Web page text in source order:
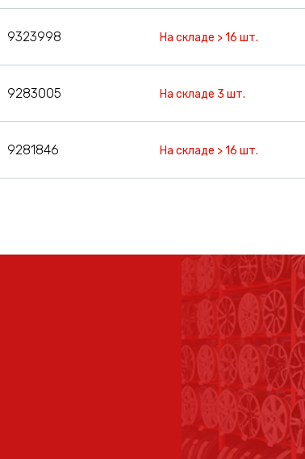
9323998 На складе > 16 шт.
9283005 На складе 3 шт.
9281846 На складе > 16 шт.